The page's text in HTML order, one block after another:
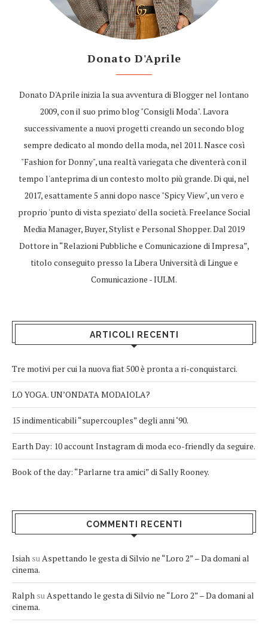
Donato D'Aprile
Donato D'Aprile inizia la sua avventura di Blogger nel lontano
2009, con il suo primo blog "Consigli Moda". Lavora
successivamente a nuovi progetti creando un secondo blog
sempre dedicato al mondo della moda, nel 2011. Nasce così
"Fashion for Donny", una realtà variegata che diventerà con il
tempo l'anteprima di un contesto molto più grande. Di qui, nel
2017, esattamente 5 anni dopo nasce "Spicy View", un vero e
proprio 'punto di vista speziato' della società. Freelance Social
Media Manager, Buyer, Stylist e Personal Shopper. Dal 2019
Dottore in “Relazioni Pubbliche e Comunicazione di Impresa”,
titolo conseguito presso la Libera Università di Lingue e
Comunicazione - IULM.
ARTICOLI RECENTI
Tre motivi per cui la nuova fiat 500 è pronta a ri-conquistarci.
LO YOGA. UN’ONDATA MODAIOLA?
15 indimenticabili “supercouples” degli anni ‘90.
Earth Day: 10 account Instagram di moda eco-friendly da seguire.
Book of the day: “Parlarne tra amici” di Sally Rooney.
COMMENTI RECENTI
Isiah suAspettando le gesta di Silvio ne “Loro 2” – Da domani al
cinema.
Ralph suAspettando le gesta di Silvio ne “Loro 2” – Da domani al
cinema.